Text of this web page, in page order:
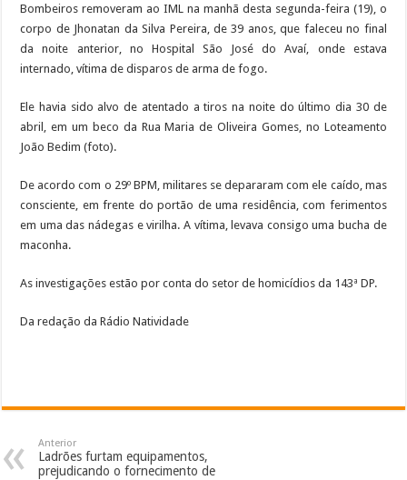
Bombeiros removeram ao IML na manhã desta segunda-feira (19), o
corpo de Jhonatan da Silva Pereira, de 39 anos, que faleceu no final
da noite anterior, no Hospital São José do Avaí, onde estava
internado, vítima de disparos de arma de fogo.
Ele havia sido alvo de atentado a tiros na noite do último dia 30 de
abril, em um beco da Rua Maria de Oliveira Gomes, no Loteamento
João Bedim (foto).
De acordo com o 29º BPM, militares se depararam com ele caído, mas
consciente, em frente do portão de uma residência, com ferimentos
em uma das nádegas e virilha. A vítima, levava consigo uma bucha de
maconha.
As investigações estão por conta do setor de homicídios da 143ª DP.
Da redação da Rádio Natividade
Anterior
Ladrões furtam equipamentos,
prejudicando o fornecimento de